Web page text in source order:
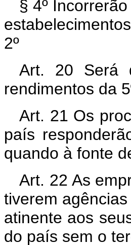
§ 4º
2º
Art. 20 Será
rendimentos da
Art. 21 Os
país
quando à fonte
Art. 22 As
tiverem
atinente aos
do país sem o